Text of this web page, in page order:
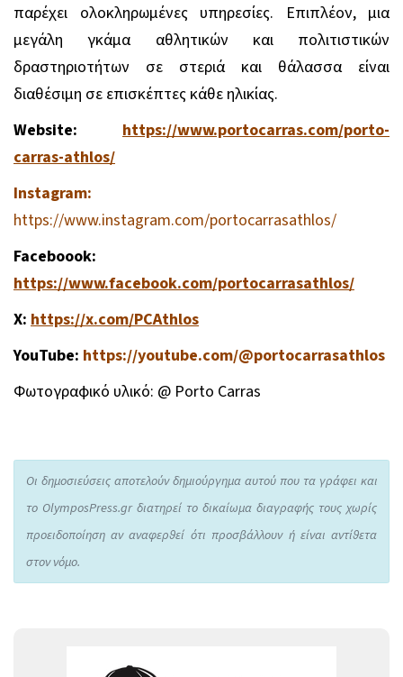
παρέχει ολοκληρωμένες υπηρεσίες. Επιπλέον, μια
μεγάλη γκάμα αθλητικών και πολιτιστικών
δραστηριοτήτων σε στεριά και θάλασσα είναι
διαθέσιμη σε επισκέπτες κάθε ηλικίας.
Website:
https://www.portocarras.com/porto-
carras-athlos/
Instagram:
https://www.instagram.com/portocarrasathlos/
Faceboook:
https://www.facebook.com/portocarrasathlos/
X: https://x.com/PCAthlos
YouTube: https://youtube.com/@portocarrasathlos
Φωτογραφικό υλικό: @ Porto Carras
Οι δημοσιεύσεις αποτελούν δημιούργημα αυτού που τα γράφει και
το OlymposPress.gr διατηρεί το δικαίωμα διαγραφής τους χωρίς
προειδοποίηση αν αναφερθεί ότι προσβάλλουν ή είναι αντίθετα
στον νόμο.